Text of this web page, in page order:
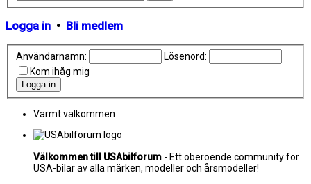
Logga in • Bli medlem
Användarnamn:
Lösenord:
Kom ihåg mig
Varmt välkommen
Välkommen till USAbilforum - Ett oberoende community för
USA-bilar av alla märken, modeller och årsmodeller!